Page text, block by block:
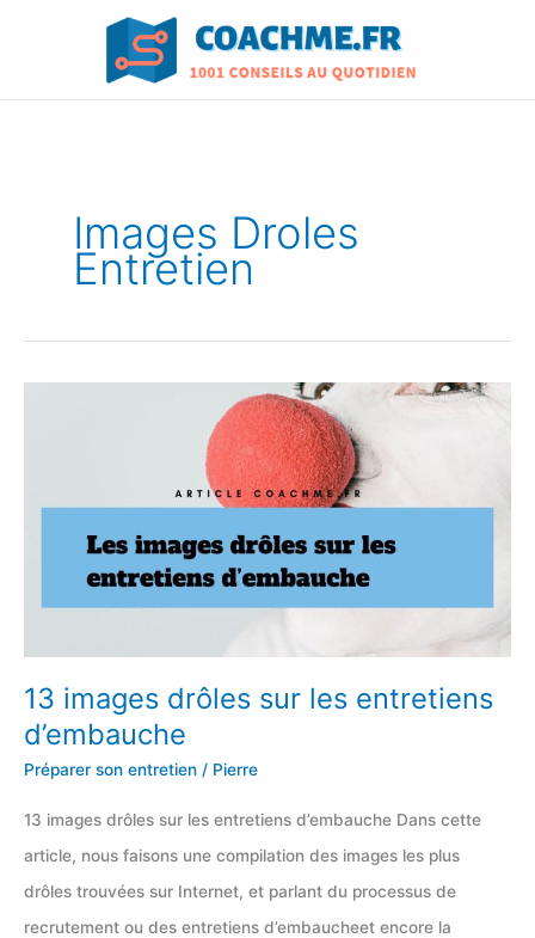
Images Droles
Entretien
13 images drôles sur les entretiens
d’embauche
Préparer son entretien / Pierre
13 images drôles sur les entretiens d’embauche Dans cette
article, nous faisons une compilation des images les plus
drôles trouvées sur Internet, et parlant du processus de
recrutement ou des entretiens d’embaucheet encore la